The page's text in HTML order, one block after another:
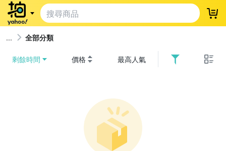
登
全部分類
剩餘時間 價格 最高人氣